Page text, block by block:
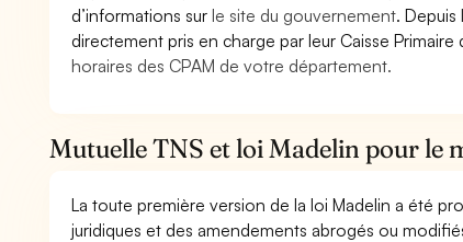
d’informations surle site du gouvernement.
directement pris en charge par leur Caisse Primaire
horaires des CPAM de votre département.
Mutuelle TNS et loi Madelin pour le
La toute première version de la loi Madelin a été
juridiques et des amendements abrogés ou